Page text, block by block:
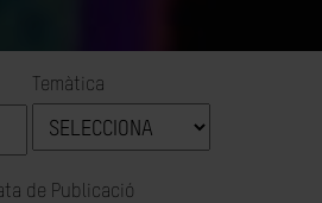
Temàtica
de Publicació